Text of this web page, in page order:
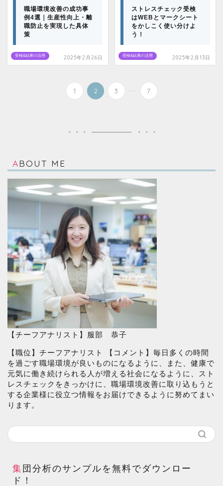
受検&結果の活用
職場環境改善の成功事
例4選｜生産性向上・離
職防止を実現した具体
策
2025年2月26日 受検&結果の活用
ストレスチェック受検
はWEBとマークシート
をかしこく使い分けよ
う！
2025年2月13日
1 2 3 ... 7
ABOUT ME
【チーフアナリスト】服部 恭子
【職位】チーフアナリスト 【コメント】毎日多くの時間
を過ごす職場環境が良いものになるように、また、健康で
元気に働き続けられる人が増える社会になるように、スト
レスチェックをきっかけに、職場環境改善に取り込もうと
する企業様に役立つ情報をお届けできるように努めてまい
ります。
集団分析のサンプルを無料でダウンロー
ド！